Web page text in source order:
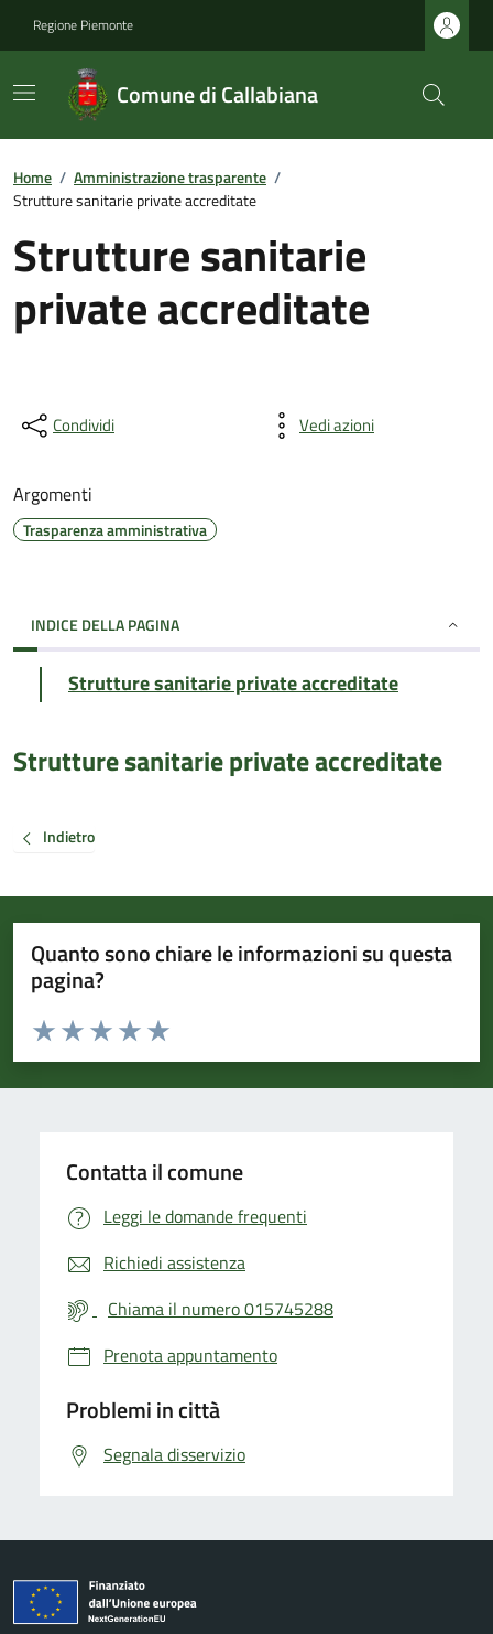
Regione Piemonte
Comune di Callabiana
Home / Amministrazione trasparente /
Strutture sanitarie private accreditate
Strutture sanitarie
private accreditate
Condividi Vedi azioni
Argomenti
Trasparenza amministrativa
INDICE DELLA PAGINA
Strutture sanitarie private accreditate
Strutture sanitarie private accreditate
Indietro
Quanto sono chiare le informazioni su questa
pagina?
Valuta da 1 a 5 stelle la pagina
Valuta 5 stelle su 5
Valuta 4 stelle su 5
Valuta 3 stelle su 5
Valuta 2 stelle su 5
Valuta 1 stelle su 5
Contatta il comune
Leggi le domande frequenti
Richiedi assistenza
Chiama il numero 015745288
Prenota appuntamento
Problemi in città
Segnala disservizio